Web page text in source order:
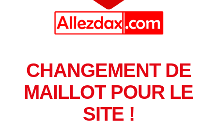
CHANGEMENT DE
MAILLOT POUR LE
SITE !